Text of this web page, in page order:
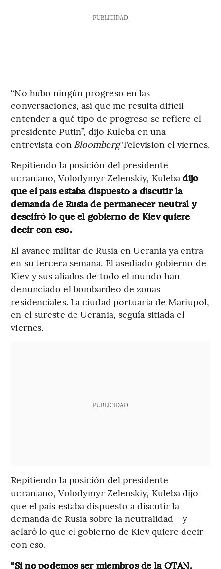
PUBLICIDAD
“No hubo ningún progreso en las
conversaciones, así que me resulta difícil
entender a qué tipo de progreso se refiere el
presidente Putin”, dijo Kuleba en una
entrevista con BloombergTelevision el viernes.
Repitiendo la posición del presidente
ucraniano, Volodymyr Zelenskiy, Kulebadijo
que el país estaba dispuesto a discutir la
demanda de Rusia de permanecer neutral y
descifró lo que el gobierno de Kiev quiere
decir con eso.
El avance militar de Rusia en Ucrania ya entra
en su tercera semana. El asediado gobierno de
Kiev y sus aliados de todo el mundo han
denunciado el bombardeo de zonas
residenciales. La ciudad portuaria de Mariupol,
en el sureste de Ucrania, seguía sitiada el
viernes.
PUBLICIDAD
Repitiendo la posición del presidente
ucraniano, Volodymyr Zelenskiy, Kuleba dijo
que el país estaba dispuesto a discutir la
demanda de Rusia sobre la neutralidad - y
aclaró lo que el gobierno de Kiev quiere decir
con eso.
“Si no podemos ser miembros de la OTAN,